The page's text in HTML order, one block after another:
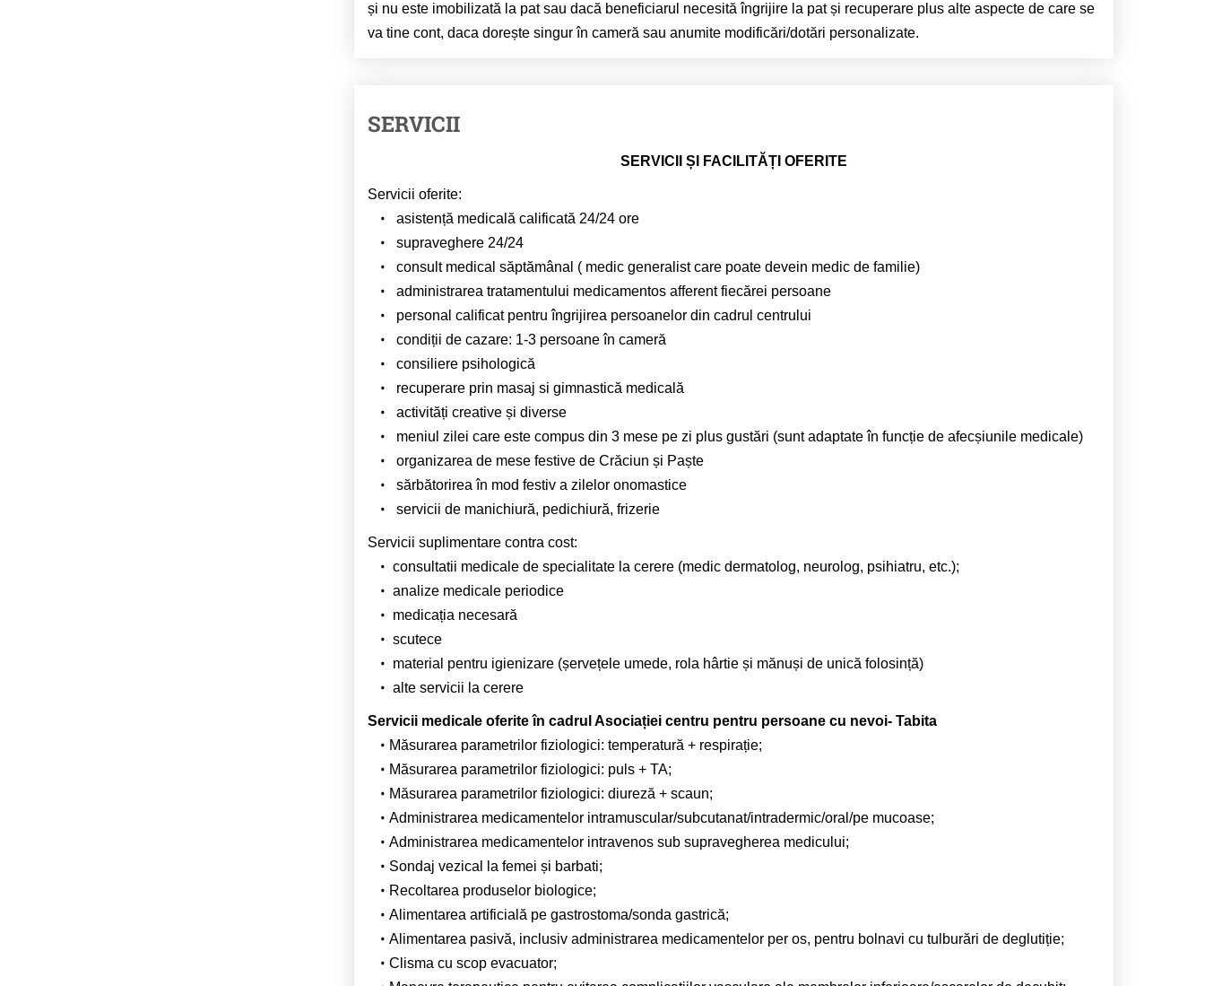
și nu este imobilizată la pat sau dacă beneficiarul necesită îngrijire la pat și recuperare plus alte aspecte de care se
va tine cont, daca dorește singur în cameră sau anumite modificări/dotări personalizate.
SERVICII
SERVICII ȘI FACILITĂȚI OFERITE
Servicii oferite:
asistență medicală calificată 24/24 ore
supraveghere 24/24
consult medical săptămânal ( medic generalist care poate devein medic de familie)
administrarea tratamentului medicamentos afferent fiecărei persoane
personal calificat pentru îngrijirea persoanelor din cadrul centrului
condiții de cazare: 1-3 persoane în cameră
consiliere psihologică
recuperare prin masaj si gimnastică medicală
activități creative și diverse
meniul zilei care este compus din 3 mese pe zi plus gustări (sunt adaptate în funcție de afecșiunile medicale)
organizarea de mese festive de Crăciun și Paște
sărbătorirea în mod festiv a zilelor onomastice
servicii de manichiură, pedichiură, frizerie
Servicii suplimentare contra cost:
consultatii medicale de specialitate la cerere (medic dermatolog, neurolog, psihiatru, etc.);
analize medicale periodice
medicația necesară
scutece
material pentru igienizare (șervețele umede, rola hârtie și mănuși de unică folosință)
alte servicii la cerere
Servicii medicale oferite în cadrul Asociației centru pentru persoane cu nevoi- Tabita
Măsurarea parametrilor fiziologici: temperatură + respirație;
Măsurarea parametrilor fiziologici: puls + TA;
Măsurarea parametrilor fiziologici: diureză + scaun;
Administrarea medicamentelor intramuscular/subcutanat/intradermic/oral/pe mucoase;
Administrarea medicamentelor intravenos sub supravegherea medicului;
Sondaj vezical la femei și barbati;
Recoltarea produselor biologice;
Alimentarea artificială pe gastrostoma/sonda gastrică;
Alimentarea pasivă, inclusiv administrarea medicamentelor per os, pentru bolnavi cu tulburări de deglutiție;
Clisma cu scop evacuator;